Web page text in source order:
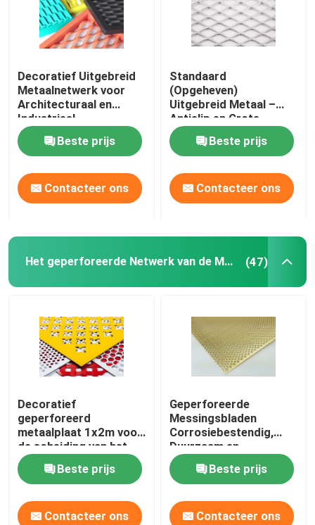
Decoratief Uitgebreid
Metaalnetwerk voor
Architecturaal en
Industrieel
Beste prijs
Contacteer ons
Standaard
(Opgeheven)
Uitgebreid Metaal –
Antislip en Grote
Corrosieweerstand
Beste prijs
Contacteer ons
Het geperforeerde Netwerk van de Metaaldraad (47)
Decoratief
geperforeerd
metaalplaat 1x2m voor
de scheiding van het
plafondgevel
Beste prijs
Contacteer ons
Geperforeerde
Messingsbladen
Corrosiebestendig,
Duurzaam en
Esthetisch voor
Architectuur en
Decoratie
Beste prijs
Contacteer ons